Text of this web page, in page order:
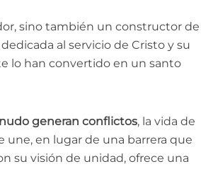
sino también un constructor de
al servicio de Cristo y su
lo han convertido en un santo
generan conflictos, la vida de
une, en lugar de una barrera que
su visión de unidad, ofrece una